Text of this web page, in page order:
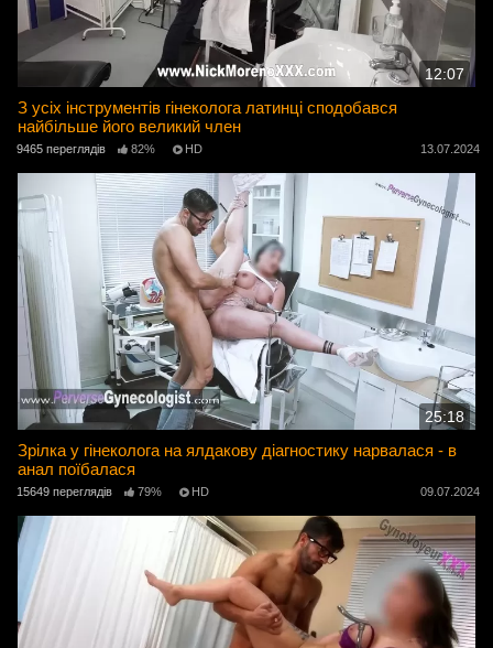
12:07
З усіх інструментів гінеколога латинці сподобався
найбільше його великий член
9465 переглядів 82% HD 13.07.2024
25:18
Зрілка у гінеколога на ялдакову діагностику нарвалася - в
анал поїбалася
15649 переглядів 79% HD 09.07.2024